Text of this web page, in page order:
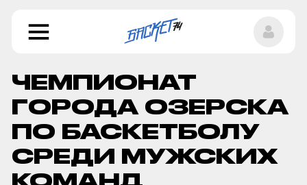
ЧЕМПИОНАТ
ГОРОДА ОЗЕРСКА
ПО БАСКЕТБОЛУ
СРЕДИ МУЖСКИХ
КОМАНД